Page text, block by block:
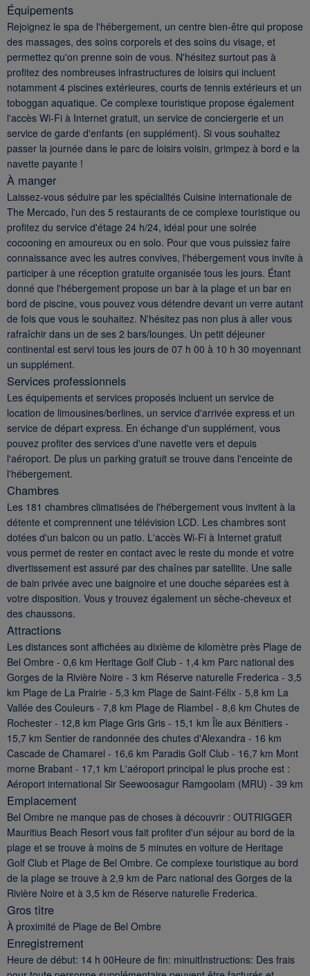
Équipements
Rejoignez le spa de l'hébergement, un centre bien-être qui propose
des massages, des soins corporels et des soins du visage, et
permettez qu'on prenne soin de vous. N'hésitez surtout pas à
profitez des nombreuses infrastructures de loisirs qui incluent
notamment 4 piscines extérieures, courts de tennis extérieurs et un
toboggan aquatique. Ce complexe touristique propose également
l'accès Wi-Fi à Internet gratuit, un service de conciergerie et un
service de garde d'enfants (en supplément). Si vous souhaitez
passer la journée dans le parc de loisirs voisin, grimpez à bord e la
navette payante !
À manger
Laissez-vous séduire par les spécialités Cuisine internationale de
The Mercado, l'un des 5 restaurants de ce complexe touristique ou
profitez du service d'étage 24 h/24, idéal pour une soirée
cocooning en amoureux ou en solo. Pour que vous puissiez faire
connaissance avec les autres convives, l'hébergement vous invite à
participer à une réception gratuite organisée tous les jours. Étant
donné que l'hébergement propose un bar à la plage et un bar en
bord de piscine, vous pouvez vous détendre devant un verre autant
de fois que vous le souhaitez. N'hésitez pas non plus à aller vous
rafraîchir dans un de ses 2 bars/lounges. Un petit déjeuner
continental est servi tous les jours de 07 h 00 à 10 h 30 moyennant
un supplément.
Services professionnels
Les équipements et services proposés incluent un service de
location de limousines/berlines, un service d'arrivée express et un
service de départ express. En échange d'un supplément, vous
pouvez profiter des services d'une navette vers et depuis
l'aéroport. De plus un parking gratuit se trouve dans l'enceinte de
l'hébergement.
Chambres
Les 181 chambres climatisées de l'hébergement vous invitent à la
détente et comprennent une télévision LCD. Les chambres sont
dotées d'un balcon ou un patio. L'accès Wi-Fi à Internet gratuit
vous permet de rester en contact avec le reste du monde et votre
divertissement est assuré par des chaînes par satellite. Une salle
de bain privée avec une baignoire et une douche séparées est à
votre disposition. Vous y trouvez également un sèche-cheveux et
des chaussons.
Attractions
Les distances sont affichées au dixième de kilomètre près Plage de
Bel Ombre - 0,6 km Heritage Golf Club - 1,4 km Parc national des
Gorges de la Rivière Noire - 3 km Réserve naturelle Frederica - 3,5
km Plage de La Prairie - 5,3 km Plage de Saint-Félix - 5,8 km La
Vallée des Couleurs - 7,8 km Plage de Riambel - 8,6 km Chutes de
Rochester - 12,8 km Plage Gris Gris - 15,1 km Île aux Bénitiers -
15,7 km Sentier de randonnée des chutes d'Alexandra - 16 km
Cascade de Chamarel - 16,6 km Paradis Golf Club - 16,7 km Mont
morne Brabant - 17,1 km L'aéroport principal le plus proche est :
Aéroport international Sir Seewoosagur Ramgoolam (MRU) - 39 km
Emplacement
Bel Ombre ne manque pas de choses à découvrir : OUTRIGGER
Mauritius Beach Resort vous fait profiter d'un séjour au bord de la
plage et se trouve à moins de 5 minutes en voiture de Heritage
Golf Club et Plage de Bel Ombre. Ce complexe touristique au bord
de la plage se trouve à 2,9 km de Parc national des Gorges de la
Rivière Noire et à 3,5 km de Réserve naturelle Frederica.
Gros titre
À proximité de Plage de Bel Ombre
Enregistrement
Heure de début: 14 h 00Heure de fin: minuitInstructions: Des frais